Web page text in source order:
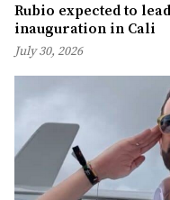
Rubio expected to
inauguration in Cali
July 30, 2026